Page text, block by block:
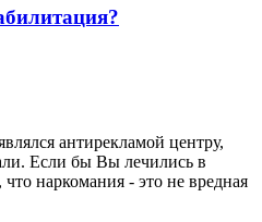
антирекламой центру,
Если бы Вы лечились в
наркомания - это не вредная